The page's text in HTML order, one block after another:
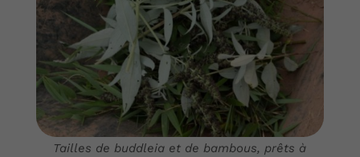
Tailles de buddleia et de bambous, prêts à